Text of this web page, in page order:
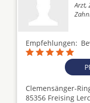
Arzt,
Empfehlungen:
Clemensänger-
85356 Freising